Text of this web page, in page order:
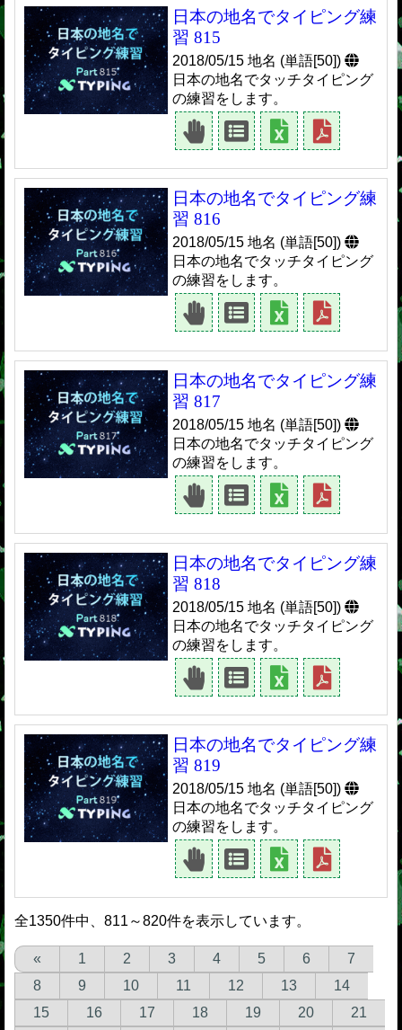
日本の地名でタイピング練
習 815
2018/05/15 地名 (単語[50])
日本の地名でタッチタイピング
の練習をします。
日本の地名でタイピング練
習 816
2018/05/15 地名 (単語[50])
日本の地名でタッチタイピング
の練習をします。
日本の地名でタイピング練
習 817
2018/05/15 地名 (単語[50])
日本の地名でタッチタイピング
の練習をします。
日本の地名でタイピング練
習 818
2018/05/15 地名 (単語[50])
日本の地名でタッチタイピング
の練習をします。
日本の地名でタイピング練
習 819
2018/05/15 地名 (単語[50])
日本の地名でタッチタイピング
の練習をします。
全1350件中、811～820件を表示しています。
« 1 2 3 4 5 6
7
8
9 10 11 12 13
14
15
16 17 18 19 20
21